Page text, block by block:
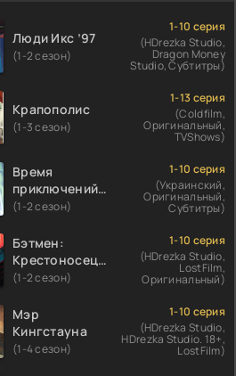
Люди Икс ’97
(1-2 сезон)
1-10 серия
(HDrezka Studio,
Dragon Money
Studio, Субтитры)
Крапополис
(1-3 сезон)
1-13 серия
(Coldfilm,
Оригинальный,
TVShows)
Время
приключений:
Фионна и Кейк
(1-2 сезон)
1-10 серия
(Украинский,
Оригинальный,
Субтитры)
Бэтмен:
Крестоносец в
плаще
(1-2 сезон)
1-10 серия
(HDrezka Studio,
LostFilm,
Оригинальный)
Мэр
Кингстауна
(1-4 сезон)
1-10 серия
(HDrezka Studio,
HDrezka Studio. 18+,
LostFilm)